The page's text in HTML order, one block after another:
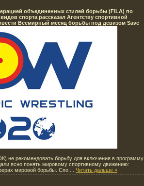
объединенных стилей борьбы (FILA) по
спорта рассказал Агентству спортивной
Всемирный месяц борьбы под девизом Save
не рекомендовать борьбу для включения в программу
ясно понять мировому спортивному движению:
мировой борьбы. Спо
Читать дальше »